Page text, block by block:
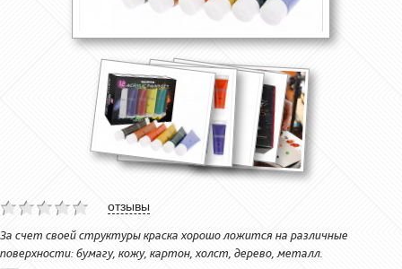
отзывы
За счет своей структуры краска хорошо ложится на различные
поверхности: бумагу, кожу, картон, холст, дерево, металл.